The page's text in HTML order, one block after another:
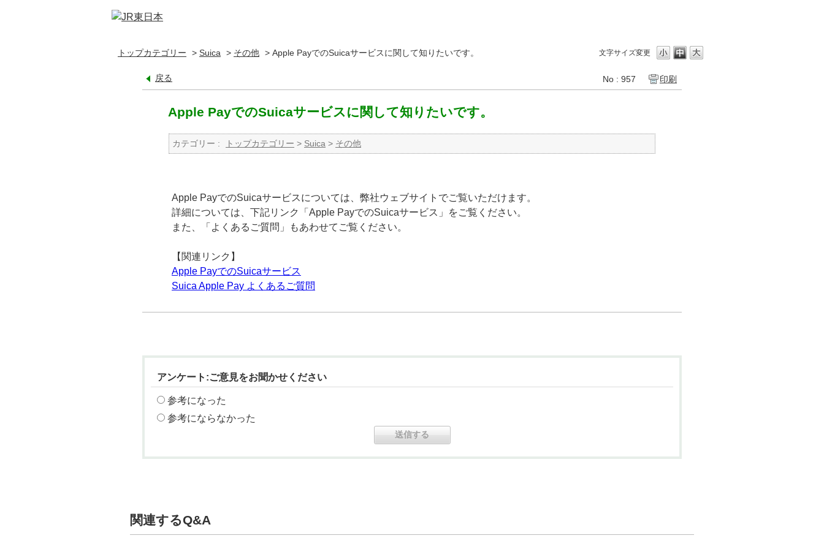
文字サイズ変更
トップカテゴリー > Suica > その他 > Apple PayでのSuicaサービスに関して知りたいです。
戻る No : 957 印刷
Apple PayでのSuicaサービスに関して知りたいです。
カテゴリー : トップカテゴリー > Suica > その他
Apple PayでのSuicaサービスについては、弊社ウェブサイトでご覧いただけます。
詳細については、下記リンク「Apple PayでのSuicaサービス」をご覧ください。
また、「よくあるご質問」もあわせてご覧ください。
【関連リンク】
Apple PayでのSuicaサービス
Suica Apple Pay よくあるご質問
アンケート:ご意見をお聞かせください
参考になった
参考にならなかった
関連するQ&A